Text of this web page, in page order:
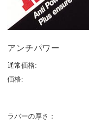
アンチパワー
通常価格:
価格:
ラバーの厚さ：